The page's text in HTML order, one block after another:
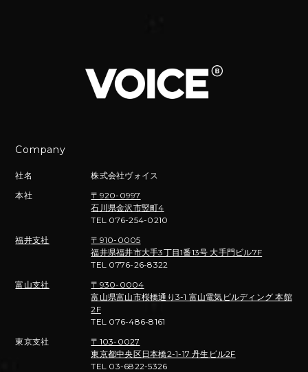
Company
社名
株式会社ヴォイス
本社
〒920-0997
石川県金沢市竪町4
TEL 076-254-0210
福井支社
〒910-0005
福井県福井市大手3丁目1番13号 大手門ビル7F
TEL 0776-26-8322
富山支社
〒930-0004
富山県富山市桜橋通り3-1 富山電気ビルディング 本館
2F
TEL 076-486-8161
東京支社
〒103-0027
東京都中央区日本橋2-1-17 丹生ビル2F
TEL 03-6822-5326